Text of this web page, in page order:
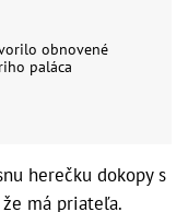
obnovené
paláca
herečku dokopy s
má priateľa.